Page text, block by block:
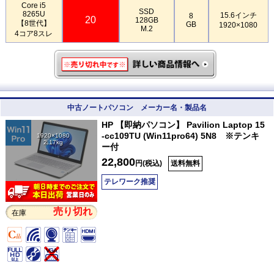
Core i5
8265U
【8世代】
4コア8スレ
20
SSD
128GB
M.2
8
GB
15.6インチ
1920×1080
中古ノートパソコン メーカー名・製品名
1920×1080
2.17kg
在庫 売り切れ
HP 【即納パソコン】 Pavilion Laptop 15
-cc109TU (Win11pro64) 5N8 ※テンキ
ー付
22,800円(税込) 送料無料
テレワーク推奨